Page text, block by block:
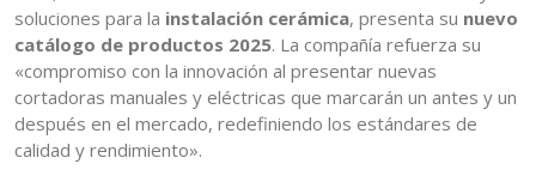
soluciones para la instalación cerámica, presenta su nuevo
catálogo de productos 2025. La compañía refuerza su
«compromiso con la innovación al presentar nuevas
cortadoras manuales y eléctricas que marcarán un antes y un
después en el mercado, redefiniendo los estándares de
calidad y rendimiento».